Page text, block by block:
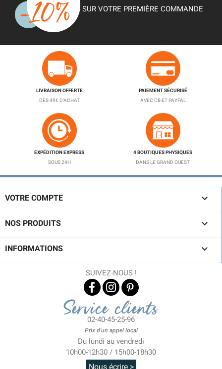
SUR VOTRE PREMIÈRE COMMANDE
LIVRAISON OFFERTE
DÈS 49€ D'ACHAT
PAIEMENT SÉCURISÉ
AVEC CB ET PAYPAL
EXPÉDITION EXPRESS
SOUS 24H
4 BOUTIQUES PHYSIQUES
DANS LE GRAND OUEST
VOTRE COMPTE 
NOS PRODUITS 
INFORMATIONS 
SUIVEZ-NOUS !
Service clients
02-40-45-25-96
Prix d'un appel local
Du lundi au vendredi
10h00-12h30 / 15h00-18h30
Nous écrire >